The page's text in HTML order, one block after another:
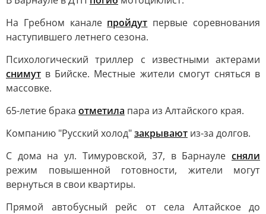
На Гребном канале пройдут первые соревнования
наступившего летнего сезона.
Психологический триллер с известными актерами
снимут в Бийске. Местные жители смогут сняться в
массовке.
65-летие брака отметила пара из Алтайского края.
Компанию "Русский холод"закрывают из-за долгов.
С дома на ул. Тимуровской, 37, в Барнауле сняли
режим повышенной готовности, жители могут
вернуться в свои квартиры.
Прямой автобусный рейс от села Алтайское до